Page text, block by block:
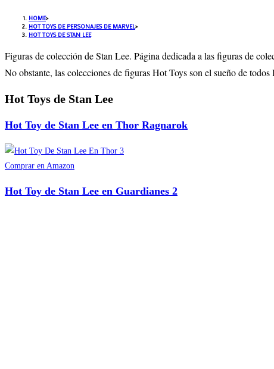
HOME>
HOT TOYS DE PERSONAJES DE MARVEL>
HOT TOYS DE STAN LEE
Figuras de colección de Stan Lee. Página dedicada a las figuras de
No obstante, las colecciones de figuras Hot Toys son el sueño de
Hot Toys de Stan Lee
Hot Toy de Stan Lee en Thor Ragnarok
Comprar en Amazon
Hot Toy de Stan Lee en Guardianes 2